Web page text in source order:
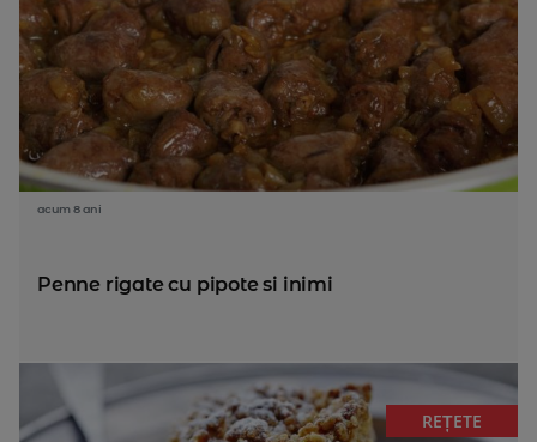
acum 8 ani
Penne rigate cu pipote si inimi
REȚETE